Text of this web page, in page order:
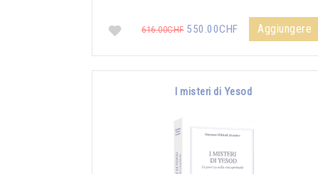
616.00CHF550.00CHF Aggiungere
I misteri di Yesod